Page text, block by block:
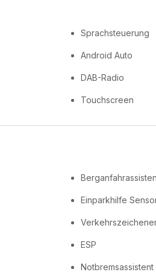
Sprachsteuerung
Android Auto
DAB-Radio
Touchscreen
Einparkhilfe
ESP
Notbremsassistent